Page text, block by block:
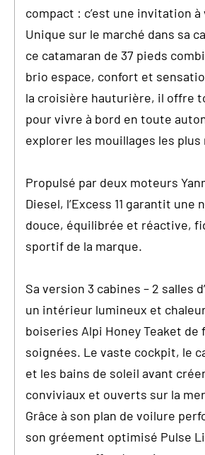
compact : c’est une invitation à
Unique sur le marché dans sa
ce catamaran de 37 pieds
brio espace, confort et
la croisière hauturière, il offre
pour vivre à bord en toute
explorer les mouillages les plus
Propulsé par deux moteurs
Diesel, l’Excess 11 garantit une
douce, équilibrée et réactive,
sportif de la marque.
Sa version 3 cabines – 2 salles
un intérieur lumineux et
boiseries Alpi Honey Teaket
soignées. Le vaste cockpit, le
et les bains de soleil avant
conviviaux et ouverts sur la
Grâce à son plan de voilure
son gréement optimisé Pulse